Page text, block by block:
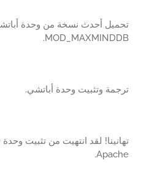
أحدث نسخة من وحدة أباتشي اسمه
وتثبيت وحدة أباتشي.